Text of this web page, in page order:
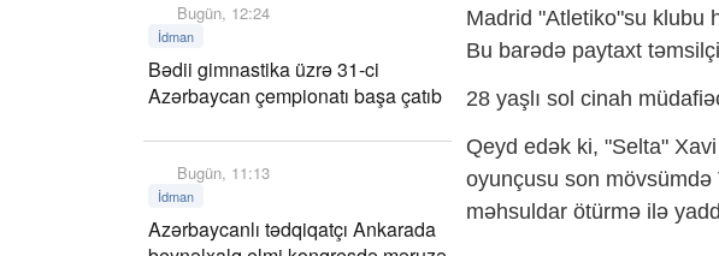
Bugün, 12:24
İdman
Bədii gimnastika üzrə 31-ci
Azərbaycan çempionatı başa çatıb
Bugün, 11:13
İdman
Azərbaycanlı tədqiqatçı Ankarada
Madrid "Atletiko"su klubu
Bu barədə paytaxt
28 yaşlı sol cinah
Qeyd edək ki, "Selta"
oyunçusu son mövsümdə
məhsuldar ötürmə ilə